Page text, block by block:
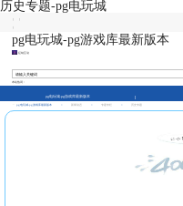
历史专题-pg电玩城
| |
|
pg电玩城-pg游戏库最新版本
征纳互动
本站热词：
pg电玩城-pg游戏库最新版本
pg电玩城-pg游戏库最新版本 新闻动态 专题专栏 历史专题